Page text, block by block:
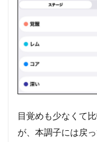
目覚めも少なくて
が、本調子には戻